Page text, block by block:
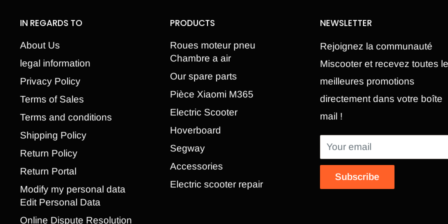
IN REGARDS TO
About Us
legal information
Privacy Policy
Terms of Sales
Terms and conditions
Shipping Policy
Return Policy
Return Portal
Modify my personal data
Edit Personal Data
Online Dispute Resolution
PRODUCTS
Roues moteur pneu
Chambre a air
Our spare parts
Pièce Xiaomi M365
Electric Scooter
Hoverboard
Segway
Accessories
Electric scooter repair
NEWSLETTER
Rejoignez la communauté
Miscooter et recevez toutes
meilleures promotions
directement dans votre boîte
mail !
Your email
Subscribe